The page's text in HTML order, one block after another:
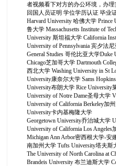
者视频看下对方的办公环境，办
回国人员证明 学位学历认证 毕业
Harvard University 哈佛大学
鲁大学 Massachusetts Institute of
University 斯坦福大学 California
University of Pennsylvania 宾夕法
General Studies 哥伦比亚大学
Chicago芝加哥大学 Dartmouth
西北大学 Washing University in St
University康奈尔大学 Sams
University布朗大学 Rice
University of Notre Dame圣母大学
University of California Berkeley加
University卡内基梅隆大学
Georgetown University乔治城大学
University of California Los
Michigan Ann Arbor密西根大学-安
南加州大学 Tufts University塔夫斯
The University of North Carolina at
Brandeis University 布兰迪斯大学